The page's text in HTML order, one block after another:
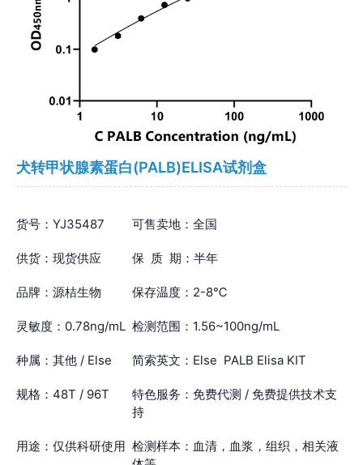
犬转甲状腺素蛋白(PALB)ELISA试剂盒
货号：YJ35487 可售卖地：全国
供货：现货供应 保 质 期：半年
品牌：源桔生物 保存温度：2-8℃
灵敏度：0.78ng/mL 检测范围：1.56~100ng/mL
种属：其他 / Else 简索英文：Else PALB Elisa KIT
规格：48T / 96T
特色服务：免费代测 / 免费提供技术支
持
用途：仅供科研使用 检测样本：血清，血浆，组织，相关液